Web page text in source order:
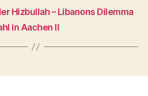
Hizbullah – Libanons Dilemma
in Aachen II